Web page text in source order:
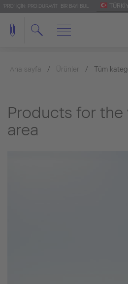
'PRO' IÇIN: PRO.DURAVIT BIR BAYI BUL
Ana sayfa Ürünler Tüm
Products for the
area